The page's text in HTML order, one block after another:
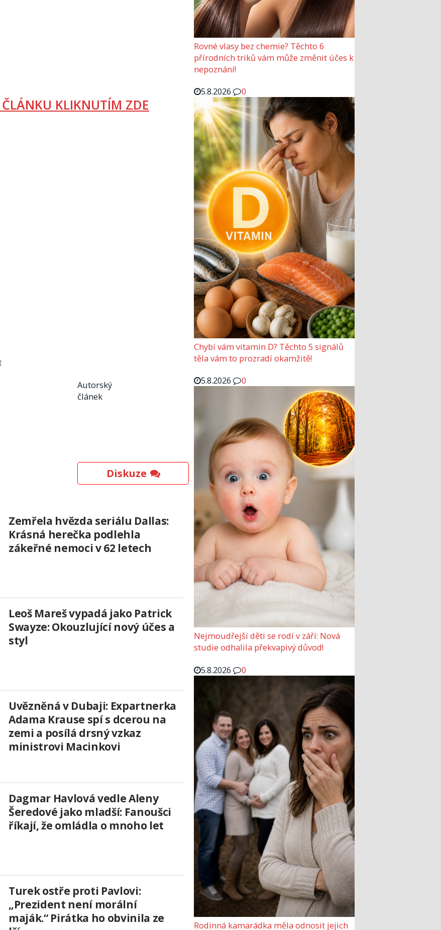
KLIKNUTÍM ZDE
Autorský
článek
Diskuze
Zemřela hvězda seriálu Dallas:
Krásná herečka podlehla
zákeřné nemoci v 62 letech
Leoš Mareš vypadá jako Patrick
Swayze: Okouzlující nový účes a
styl
Uvězněná v Dubaji: Expartnerka
Adama Krause spí s dcerou na
zemi a posílá drsný vzkaz
ministrovi Macinkovi
Dagmar Havlová vedle Aleny
Šeredové jako mladší: Fanoušci
říkají, že omládla o mnoho let
Turek ostře proti Pavlovi:
„Prezident není morální
maják.“ Pirátka ho obvinila ze
Rovné vlasy bez chemie? Těchto 6
přírodních triků vám může změnit účes k
nepoznání!
5.8.2026
0
Chybí vám vitamin D? Těchto 5 signálů
těla vám to prozradí okamžitě!
5.8.2026
0
Nejmoudřejší děti se rodí v září: Nová
studie odhalila překvapivý důvod!
5.8.2026
0
Rodinná kamarádka měla odnosit jejich